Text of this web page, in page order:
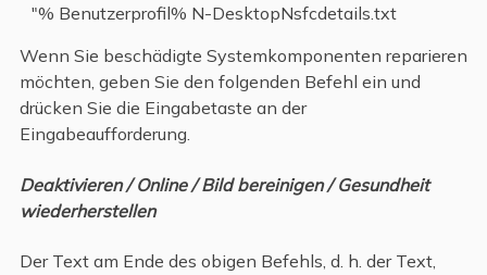
"% Benutzerprofil% N-DesktopNsfcdetails.txt
Wenn Sie beschädigte Systemkomponenten reparieren
möchten, geben Sie den folgenden Befehl ein und
drücken Sie die Eingabetaste an der
Eingabeaufforderung.
Deaktivieren / Online / Bild bereinigen / Gesundheit
wiederherstellen
Der Text am Ende des obigen Befehls, d. h. der Text,